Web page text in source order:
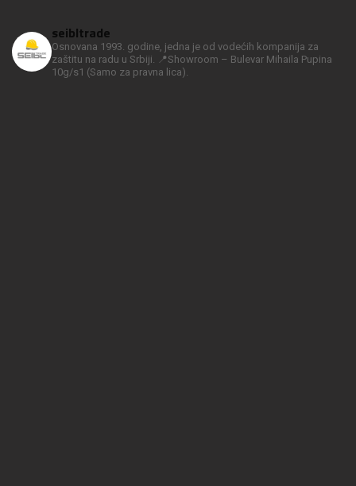
seibltrade
Osnovana 1993. godine, jedna je od vodećih kompanija za
zaštitu na radu u Srbiji.
📍Showroom – Bulevar Mihaila Pupina
10g/s1 (Samo za pravna lica).